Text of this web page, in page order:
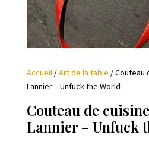
Accueil/Art de la table / Couteau
Lannier – Unfuck the World
Couteau de
Lannier – Unfuck